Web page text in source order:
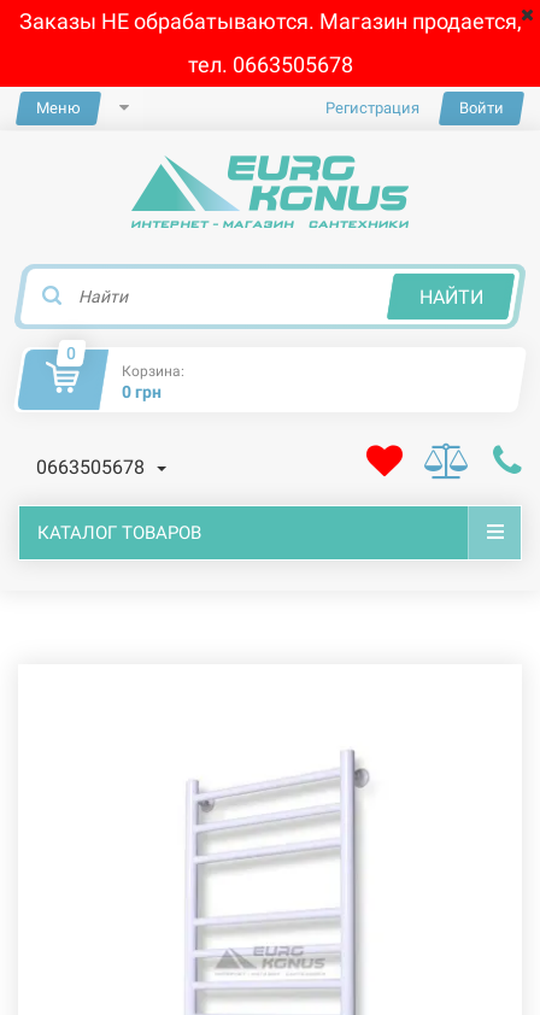
Заказы НЕ обрабатываются. Магазин продается,
тел. 0663505678
Меню Регистрация Войти
НАЙТИ
0
Корзина:
0 грн
0663505678
КАТАЛОГ ТОВАРОВ